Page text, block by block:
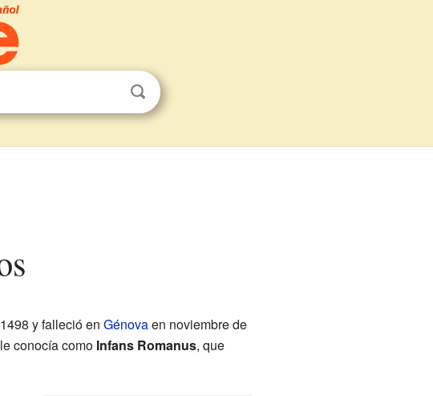
y falleció en Génovaen noviembre de
conocía como Infans Romanus, que